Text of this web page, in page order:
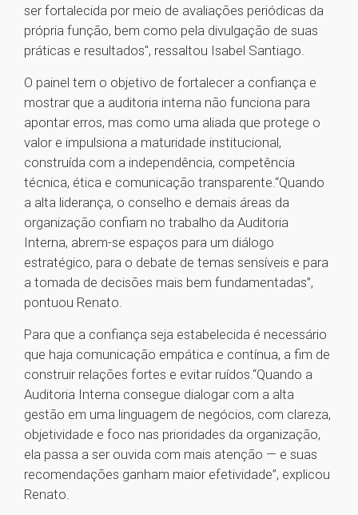
ser fortalecida por meio de avaliações periódicas da
própria função, bem como pela divulgação de suas
práticas e resultados", ressaltou Isabel Santiago.
O painel tem o objetivo de fortalecer a confiança e
mostrar que a auditoria interna não funciona para
apontar erros, mas como uma aliada que protege o
valor e impulsiona a maturidade institucional,
construída com a independência, competência
técnica, ética e comunicação transparente.“Quando
a alta liderança, o conselho e demais áreas da
organização confiam no trabalho da Auditoria
Interna, abrem-se espaços para um diálogo
estratégico, para o debate de temas sensíveis e para
a tomada de decisões mais bem fundamentadas”,
pontuou Renato.
Para que a confiança seja estabelecida é necessário
que haja comunicação empática e contínua, a fim de
construir relações fortes e evitar ruídos.“Quando a
Auditoria Interna consegue dialogar com a alta
gestão em uma linguagem de negócios, com clareza,
objetividade e foco nas prioridades da organização,
ela passa a ser ouvida com mais atenção — e suas
recomendações ganham maior efetividade”, explicou
Renato.